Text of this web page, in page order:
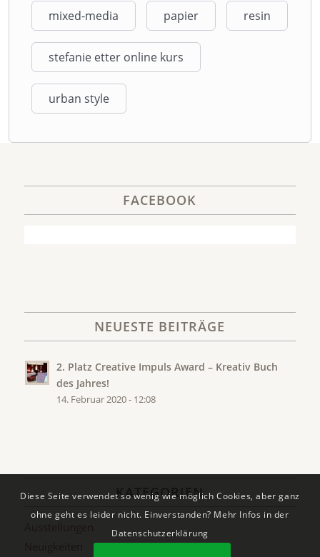
mixed-media papier resin
stefanie etter online kurs
urban style
FACEBOOK
NEUESTE BEITRÄGE
2. Platz Creative Impuls Award – Kreativ Buch
des Jahres!
14. Februar 2020 - 12:08
KATEGORIEN
Diese Seite verwendet so wenig wie möglich Cookies, aber ganz
ohne geht es leider nicht. Einverstanden? Mehr Infos in der
Datenschutzerklärung